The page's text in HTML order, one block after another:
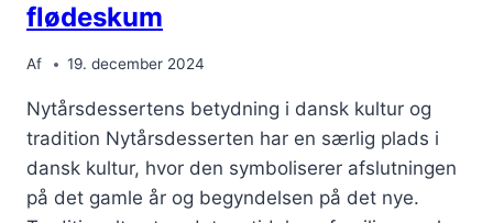
flødeskum
Af 19. december 2024
Nytårsdessertens betydning i dansk kultur og
tradition Nytårsdesserten har en særlig plads i
dansk kultur, hvor den symboliserer afslutningen
på det gamle år og begyndelsen på det nye.